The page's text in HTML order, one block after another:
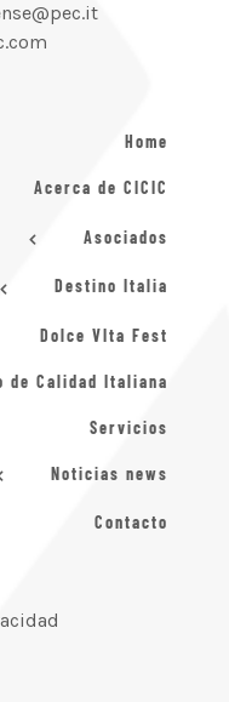
Home
Acerca de CICIC
Asociados
Destino Italia
Dolce VIta Fest
de Calidad Italiana
Servicios
Noticias news
Contacto